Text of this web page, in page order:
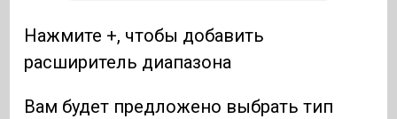
Нажмите +, чтобы добавить
расширитель диапазона
Вам будет предложено выбрать тип